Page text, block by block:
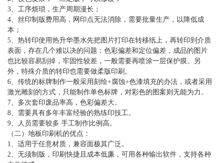
3、工序烦琐，生产周期漫长；
4、丝印制版费用高，网印点无法消除，需要批量生产，以降低成
本；
5、热转印使用热升华墨水先把图片打印在转移纸上，再转印到介质
表面，存在几个难以决的问题：色彩偏差和定位偏差，成品的图片
也比较容易刮掉，牢固性较差，一般需要再喷涂一层保护膜。另
外，特殊介质的转印也需要做柔版印刷。
6、传统的标牌制作一般采用刻绘+腐蚀+色漆填充的办法，或者采用
激光雕刻的方式，只能制作单色标牌，对彩色的图案则无能为力。
7、多次套印废品率高，色彩偏差大。
8、需要具有多年丰富经验的熟练印技工。
9、人员需要较多 手工制作比例高。
（二）地板印刷机的优点：
1、适用于任意材质，兼容面极其广泛。
2、无须制版，印刷快捷且成本低廉，可用各种输出软件，支持各种